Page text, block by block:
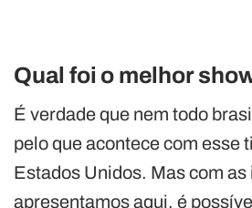
Qual foi o melhor
É verdade que nem todo
pelo que acontece com esse
Estados Unidos. Mas com
apresentamos aqui, é